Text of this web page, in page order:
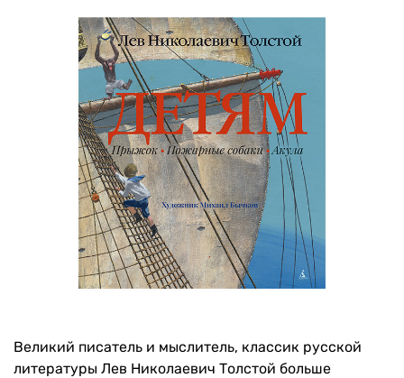
Великий писатель и мыслитель, классик русской
литературы Лев Николаевич Толстой больше